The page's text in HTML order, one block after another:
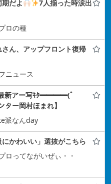
だよ
7人揃った時涙出
ロの種
さん、アップフロント復帰
ニュース
最新アー写ｷﾀ━━━━(ﾟ
岡村ほまれ】
派なんday
かわいい」選抜がこちら
ロってながいぜぃ・・